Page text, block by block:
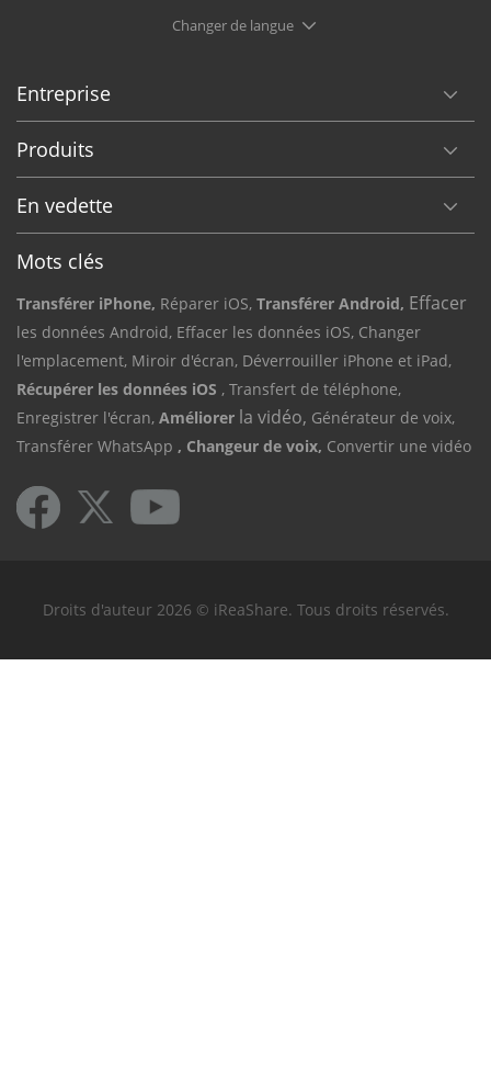
Changer de langue
Entreprise
Produits
En vedette
Mots clés
Transférer iPhone, Réparer iOS, Transférer Android, Effacer
les données Android, Effacer les données iOS, Changer
l'emplacement, Miroir d'écran, Déverrouiller iPhone et iPad,
Récupérer les données iOS , Transfert de téléphone,
Enregistrer l'écran, Améliorer la vidéo, Générateur de voix,
Transférer WhatsApp , Changeur de voix, Convertir une vidéo
Droits d'auteur 2026 © iReaShare. Tous droits réservés.